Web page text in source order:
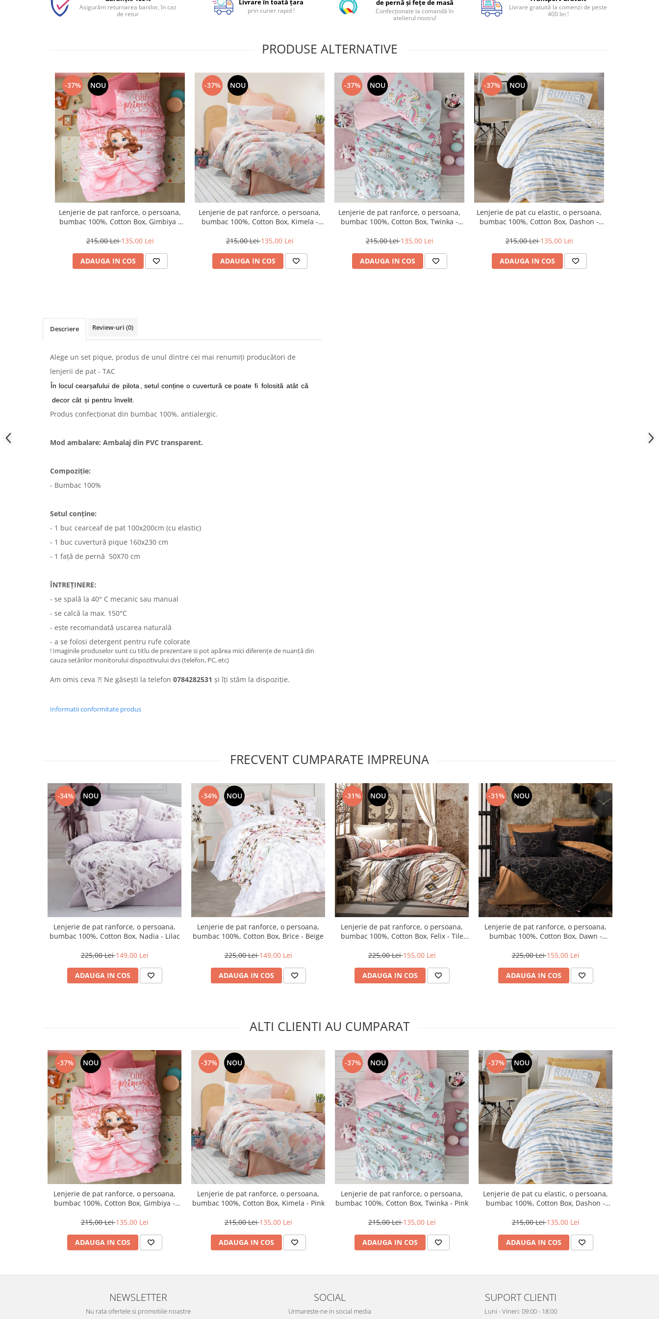
Asigurăm returnarea banilor, în caz
de retur
Livrare în toată țara
prin curier rapid !
de pernă și fețe de masă
Confecționate la comandă în
atelierul nostru!
Livrare gratuită la comenzi de peste
400 lei !
PRODUSE ALTERNATIVE
-37% NOU
Lenjerie de pat ranforce, o persoana,
bumbac 100%, Cotton Box, Gimbiya -
215,00 Lei135,00 Lei
ADAUGA IN COS
-37% NOU
Lenjerie de pat ranforce, o persoana,
bumbac 100%, Cotton Box, Kimela -
215,00 Lei135,00 Lei
ADAUGA IN COS
-37% NOU
Lenjerie de pat ranforce, o persoana,
bumbac 100%, Cotton Box, Twinka -
215,00 Lei135,00 Lei
ADAUGA IN COS
-37% NOU
Lenjerie de pat cu elastic, o persoana,
bumbac 100%, Cotton Box, Dashon -
215,00 Lei135,00 Lei
ADAUGA IN COS
Descriere Review-uri (0)
Alege un set pique, produs de unul dintre cei mai renumiți producători de
lenjerii de pat - TAC
În locul cearșafului de pilota , setul conține o cuvertură ce poate fi folosită atât că
decor cât și pentru învelit.
Produs confecționat din bumbac 100%, antialergic.
Mod ambalare: Ambalaj din PVC transparent.
Compoziție:
- Bumbac 100%
Setul conține:
- 1 buc cearceaf de pat 100x200cm (cu elastic)
- 1 buc cuvertură pique 160x230 cm
- 1 față de pernă 50X70 cm
ÎNTREȚINERE:
- se spală la 40° C mecanic sau manual
- se calcă la max. 150°C
- este recomandată uscarea naturală
- a se folosi detergent pentru rufe colorate
! Imaginile produselor sunt cu titlu de prezentare si pot apărea mici diferențe de nuanță din
cauza setărilor monitorului dispozitivului dvs (telefon, PC, etc)
Am omis ceva ?! Ne găsești la telefon 0784282531 și îți stăm la dispoziție.
Informatii conformitate produs
FRECVENT CUMPARATE IMPREUNA
-34% NOU
Lenjerie de pat ranforce, o persoana,
bumbac 100%, Cotton Box, Nadia - Lilac
225,00 Lei149,00 Lei
ADAUGA IN COS
-34% NOU
Lenjerie de pat ranforce, o persoana,
bumbac 100%, Cotton Box, Brice - Beige
225,00 Lei149,00 Lei
ADAUGA IN COS
-31% NOU
Lenjerie de pat ranforce, o persoana,
bumbac 100%, Cotton Box, Felix - Tile
225,00 Lei155,00 Lei
ADAUGA IN COS
-31% NOU
Lenjerie de pat ranforce, o persoana,
bumbac 100%, Cotton Box, Dawn -
225,00 Lei155,00 Lei
ADAUGA IN COS
ALTI CLIENTI AU CUMPARAT
-37% NOU
Lenjerie de pat ranforce, o persoana,
bumbac 100%, Cotton Box, Gimbiya -
215,00 Lei135,00 Lei
ADAUGA IN COS
-37% NOU
Lenjerie de pat ranforce, o persoana,
bumbac 100%, Cotton Box, Kimela - Pink
215,00 Lei135,00 Lei
ADAUGA IN COS
-37% NOU
Lenjerie de pat ranforce, o persoana,
bumbac 100%, Cotton Box, Twinka - Pink
215,00 Lei135,00 Lei
ADAUGA IN COS
-37% NOU
Lenjerie de pat cu elastic, o persoana,
bumbac 100%, Cotton Box, Dashon -
215,00 Lei135,00 Lei
ADAUGA IN COS
NEWSLETTER
Nu rata ofertele si promotiile noastre
SOCIAL
Urmareste-ne in social media
SUPORT CLIENTI
Luni - Vineri: 09:00 - 18:00